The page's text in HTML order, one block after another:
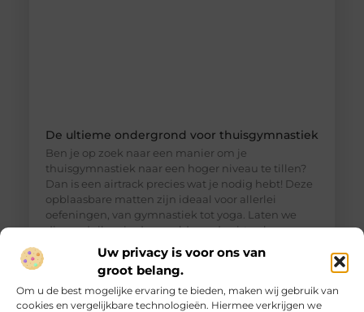
Uw privacy is voor ons van
groot belang.
Om u de best mogelijke ervaring te bieden, maken wij gebruik van
cookies en vergelijkbare technologieën. Hiermee verkrijgen we
De ultieme ondergrond voor thuisgymnastiek
Ben je op zoek naar een manier om je
thuisgymnastiek naar een hoger niveau te tillen?
Dan is een airtrack precies wat je nodig hebt! Deze
opblaasbare matten zijn ideaal voor allerlei
oefeningen, van gymnastiek tot yoga. Laten we
dieper duiken in de wereld van de airtrack en
ontdekken waarom dit een must-have is voor jouw
thuisfitness. Wat is een